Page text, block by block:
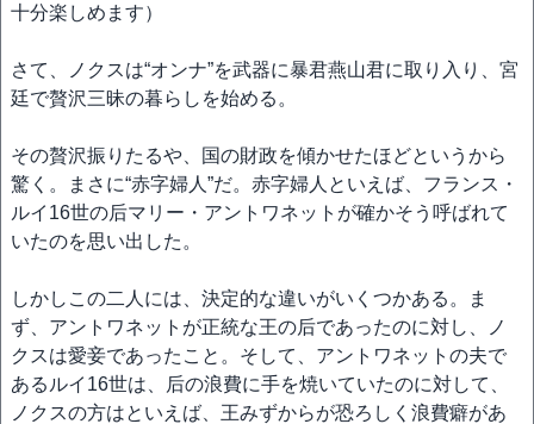
十分楽しめます）
さて、ノクスは“オンナ”を武器に暴君燕山君に取り入り、宮
廷で贅沢三昧の暮らしを始める。
その贅沢振りたるや、国の財政を傾かせたほどというから
驚く。まさに“赤字婦人”だ。赤字婦人といえば、フランス・
ルイ16世の后マリー・アントワネットが確かそう呼ばれて
いたのを思い出した。
しかしこの二人には、決定的な違いがいくつかある。ま
ず、アントワネットが正統な王の后であったのに対し、ノ
クスは愛妾であったこと。そして、アントワネットの夫で
あるルイ16世は、后の浪費に手を焼いていたのに対して、
ノクスの方はといえば、王みずからが恐ろしく浪費癖があ